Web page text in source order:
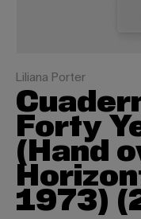
Liliana Porter
Forty
(Hand
1973)